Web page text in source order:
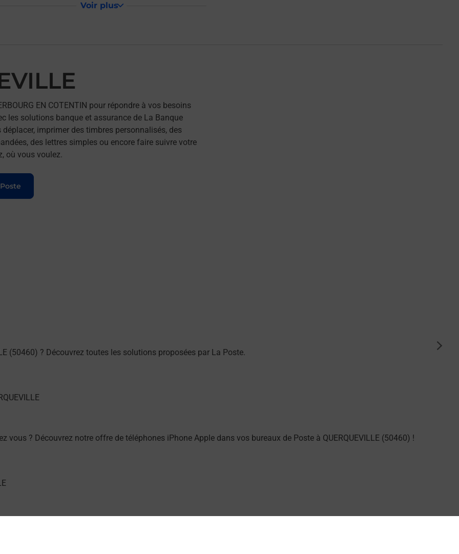
Voir plus
EN COTENTIN pour répondre à vos besoins
les solutions banque et assurance de La Banque
imprimer des timbres personnalisés, des
des lettres simples ou encore faire suivre votre
où vous voulez.
(50460) ? Découvrez toutes les solutions proposées par La Poste.
vous ? Découvrez notre offre de téléphones iPhone Apple dans vos bureaux de Poste à QUERQUEVILLE (50460) !